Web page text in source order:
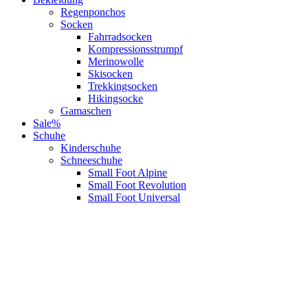
Regenponchos
Socken
Fahrradsocken
Kompressionsstrumpf
Merinowolle
Skisocken
Trekkingsocken
Hikingsocke
Gamaschen
Sale%
Schuhe
Kinderschuhe
Schneeschuhe
Small Foot Alpine
Small Foot Revolution
Small Foot Universal